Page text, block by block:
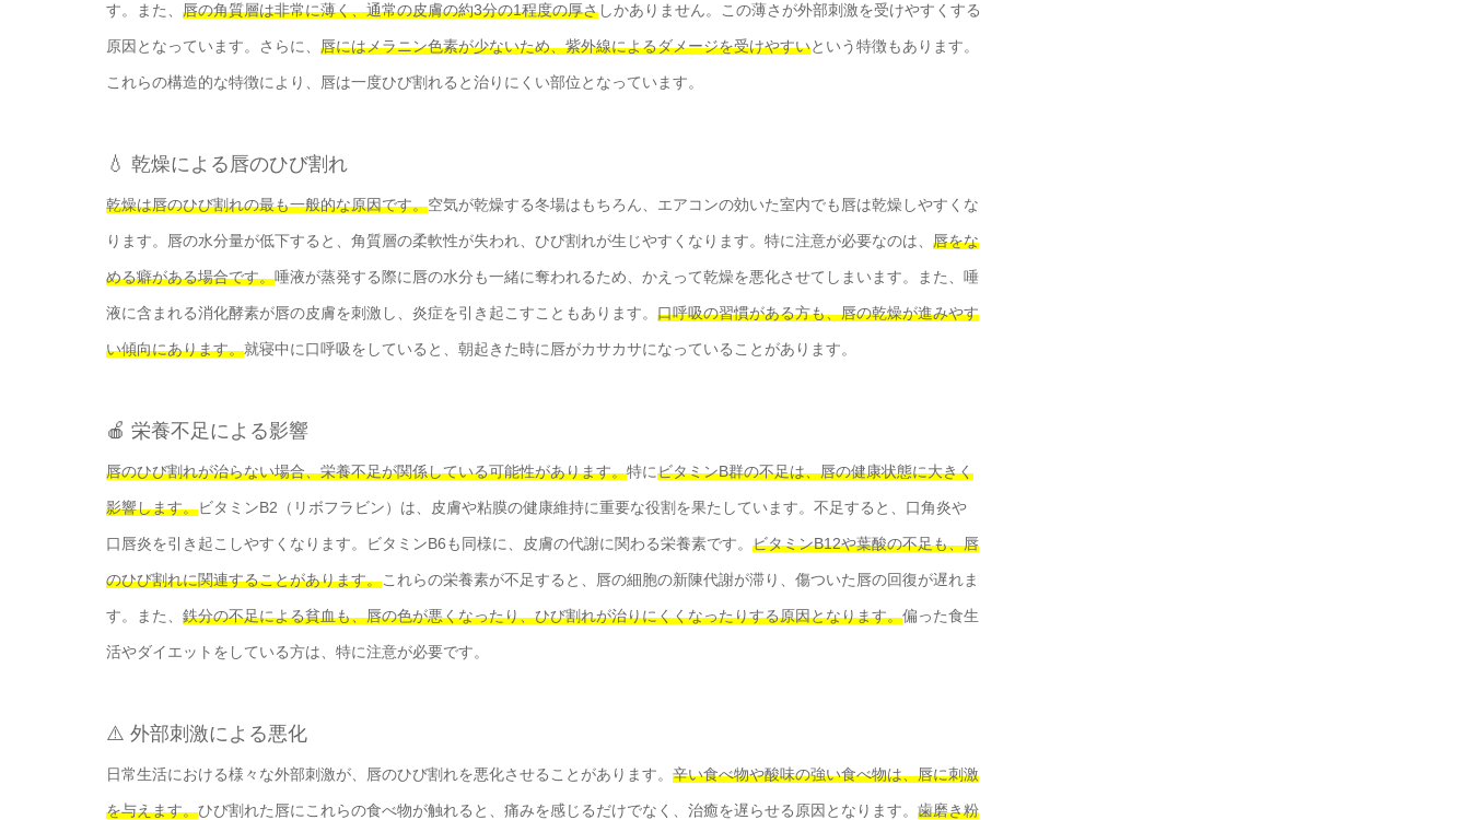
す。また、 唇の角質層は非常に薄く、通常の皮膚の約3分の1程度の厚さしかありません。この薄さが外部刺激を受けやすくする
原因となっています。さらに、 唇にはメラニン色素が少ないため、紫外線によるダメージを受けやすいという特徴もあります。
これらの構造的な特徴により、唇は一度ひび割れると治りにくい部位となっています。
💧 乾燥による唇のひび割れ
乾燥は唇のひび割れの最も一般的な原因です。空気が乾燥する冬場はもちろん、エアコンの効いた室内でも唇は乾燥しやすくな
ります。唇の水分量が低下すると、角質層の柔軟性が失われ、ひび割れが生じやすくなります。特に注意が必要なのは、 唇をな
める癖がある場合です。唾液が蒸発する際に唇の水分も一緒に奪われるため、かえって乾燥を悪化させてしまいます。また、唾
液に含まれる消化酵素が唇の皮膚を刺激し、炎症を引き起こすこともあります。 口呼吸の習慣がある方も、唇の乾燥が進みやす
い傾向にあります。就寝中に口呼吸をしていると、朝起きた時に唇がカサカサになっていることがあります。
🍎 栄養不足による影響
唇のひび割れが治らない場合、栄養不足が関係している可能性があります。特にビタミンB群の不足は、唇の健康状態に大きく
影響します。ビタミンB2（リボフラビン）は、皮膚や粘膜の健康維持に重要な役割を果たしています。不足すると、口角炎や
口唇炎を引き起こしやすくなります。ビタミンB6も同様に、皮膚の代謝に関わる栄養素です。 ビタミンB12や葉酸の不足も、唇
のひび割れに関連することがあります。これらの栄養素が不足すると、唇の細胞の新陳代謝が滞り、傷ついた唇の回復が遅れま
す。また、 鉄分の不足による貧血も、唇の色が悪くなったり、ひび割れが治りにくくなったりする原因となります。偏った食生
活やダイエットをしている方は、特に注意が必要です。
⚠️ 外部刺激による悪化
日常生活における様々な外部刺激が、唇のひび割れを悪化させることがあります。 辛い食べ物や酸味の強い食べ物は、唇に刺激
を与えます。ひび割れた唇にこれらの食べ物が触れると、痛みを感じるだけでなく、治癒を遅らせる原因となります。 歯磨き粉